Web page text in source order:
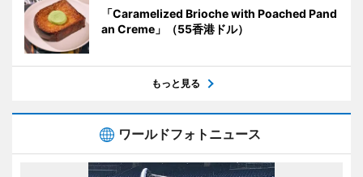
「Caramelized Brioche with Poached Pand
an Creme」（55香港ドル）
もっと見る
ワールドフォトニュース